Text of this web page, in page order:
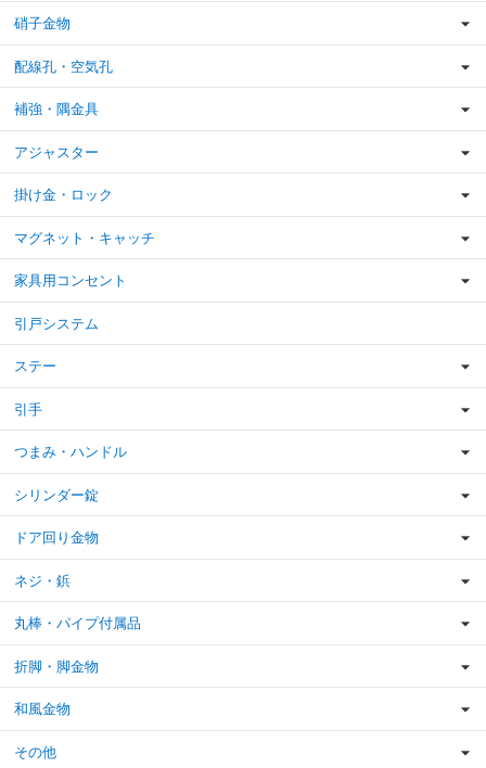
硝子金物
配線孔・空気孔
補強・隅金具
アジャスター
掛け金・ロック
マグネット・キャッチ
家具用コンセント
引戸システム
ステー
引手
つまみ・ハンドル
シリンダー錠
ドア回り金物
ネジ・鋲
丸棒・パイプ付属品
折脚・脚金物
和風金物
その他